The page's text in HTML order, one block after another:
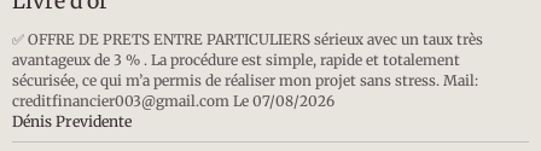
✅ OFFRE DE PRETS ENTRE PARTICULIERS sérieux avec un taux très
avantageux de 3 % . La procédure est simple, rapide et totalement
sécurisée, ce qui m’a permis de réaliser mon projet sans stress. Mail:
creditfinancier003@gmail.com Le 07/08/2026
Dénis Previdente